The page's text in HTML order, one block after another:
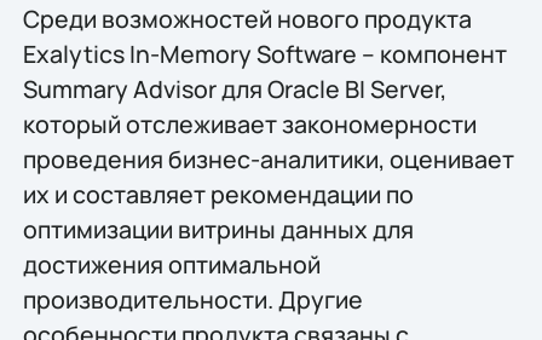
Среди возможностей нового продукта
Exalytics In-Memory Software – компонент
Summary Advisor для Oracle BI Server,
который отслеживает закономерности
проведения бизнес-аналитики, оценивает
их и составляет рекомендации по
оптимизации витрины данных для
достижения оптимальной
производительности. Другие